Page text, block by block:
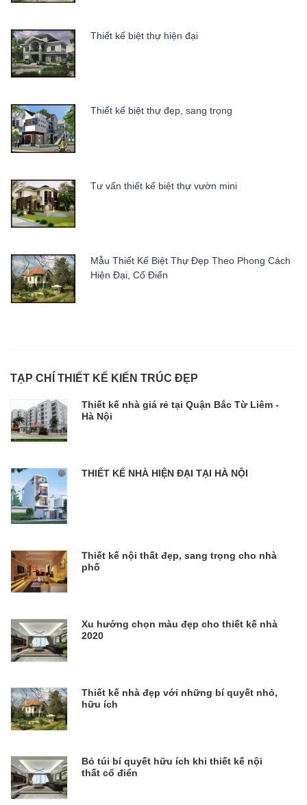
Thiết kế biệt thự hiện đại
Thiết kế biệt thự đẹp, sang trọng
Tư vấn thiết kế biệt thự vườn mini
Mẫu Thiết Kế Biệt Thự Đẹp Theo Phong Cách
Hiện Đại, Cổ Điển
TẠP CHÍ THIẾT KẾ KIẾN TRÚC ĐẸP
Thiết kế nhà giá rẻ tại Quận Bắc Từ Liêm -
Hà Nội
THIẾT KẾ NHÀ HIỆN ĐẠI TẠI HÀ NỘI
Thiết kế nội thất đẹp, sang trọng cho nhà
phố
Xu hướng chọn màu đẹp cho thiết kế nhà
2020
Thiết kế nhà đẹp với những bí quyết nhỏ,
hữu ích
Bỏ túi bí quyết hữu ích khi thiết kế nội
thất cổ điển